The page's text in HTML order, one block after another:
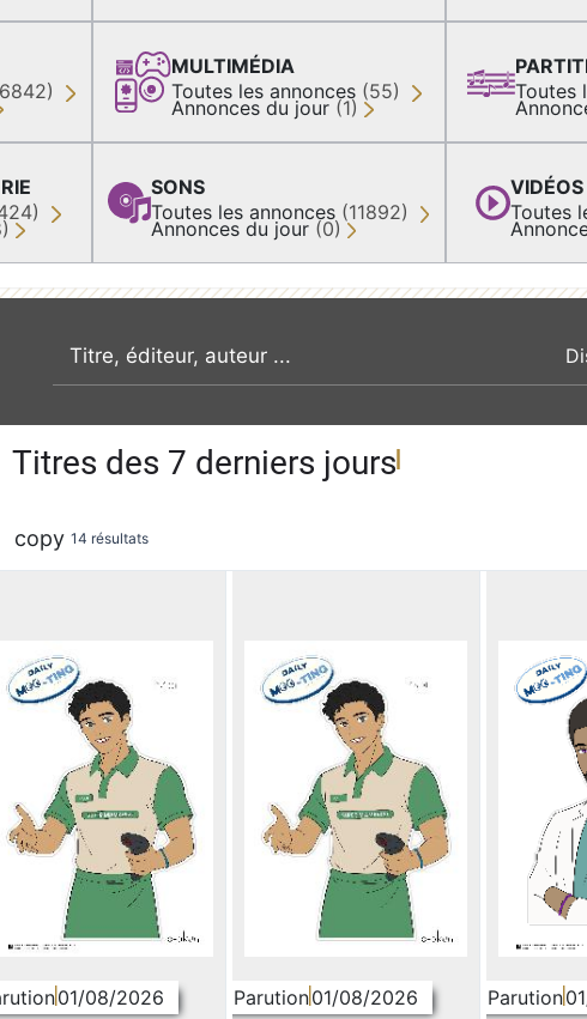
MULTIMÉDIA
Toutes les annonces (55)
Annonces du jour (1)
SONS
Toutes les annonces (11892)
Annonces du jour (0)
Toutes
VIDÉOS
Toutes
recherche par mot clé
Titres des 7 derniers jours
copy 14 résultats
01/08/2026 Parution01/08/2026 Parution